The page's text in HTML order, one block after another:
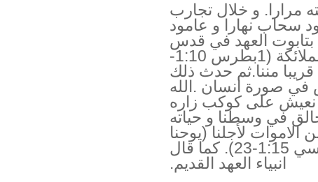
مرارا. و خلال تجارب
سحاب نهارا و عامود
بتابوت العهد في قدس
الاقداس. ان الرجال و النساء و الملائكة (1بطرس 1:10-
قريبا مننا.ثم حدث ذلك
في صورة انسان .الله
نعيش على كوكب زاره
في وسطنا و حياته
لأجلنا (يوحنا
1:1-18, عبرانيين 1:1-3 و كولوسي 1:15-23). كما قال
انبياء العهد القديم.